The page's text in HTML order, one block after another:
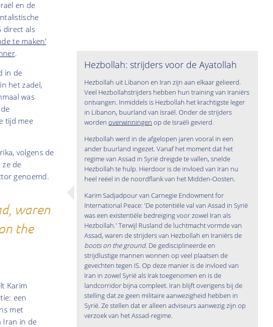
en de
direct als
te maken’
.
in de
het zadel,
was
tijd mee
volgens de
de
genoemd.
waren
the
Karim
een
met
Iran in de
Hezbollah: strijders voor de Ayatollah
Hezbollah uit Libanon en Iran zijn aan elkaar gelieerd.
Veel Hezbollahstrijders hebben hun training van Iraniërs
ontvangen. Inmiddels is Hezbollah het krachtigste leger
in Libanon, buurland van Israël. Onder de strijders
wordenoverwinningen op de Israëli gevierd.
Hezbollah werd in de afgelopen jaren vooral in een
ander buurland ingezet. Vanaf het moment dat het
regime van Assad in Syrië dreigde te vallen, snelde
Hezbollah te hulp. Hierdoor is de invloed van Iran nu
heel reëel in de noordflank van het Midden-Oosten.
Karim Sadjadpour van Carnegie Endowment for
International Peace: 'De potentiële val van Assad in Syrië
was een existentiële bedreiging voor zowel Iran als
Hezbollah.'Terwijl Rusland de luchtmacht vormde van
Assad, waren de strijders van Hezbollah en Iraniërs de
boots on the ground. De gedisciplineerde en
strijdlustige mannen wonnen op veel plaatsen de
gevechten tegen IS. Op deze manier is de invloed van
Iran in zowel Syrië als Irak toegenomen en is de
landcorridor bijna compleet. Iran blijft overigens bij de
stelling dat ze geen militaire aanwezigheid hebben in
Syrië. Ze stellen dat er alleen adviseurs aanwezig zijn op
verzoek van het Assad-regime.